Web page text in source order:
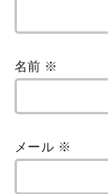
名前 ※
メール ※